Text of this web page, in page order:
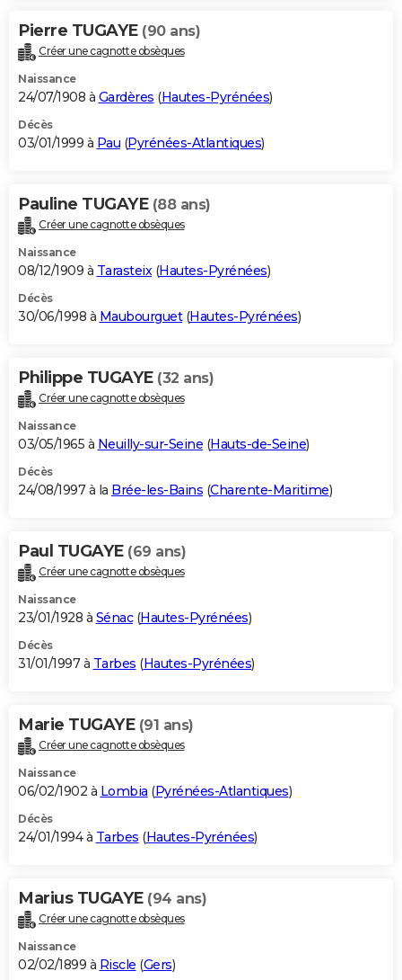
Pierre TUGAYE (90 ans)
Créer une cagnotte obsèques
Naissance
24/07/1908 à Gardères (Hautes-Pyrénées)
Décès
03/01/1999 à Pau (Pyrénées-Atlantiques)
Pauline TUGAYE (88 ans)
Créer une cagnotte obsèques
Naissance
08/12/1909 à Tarasteix(Hautes-Pyrénées)
Décès
30/06/1998 à Maubourguet(Hautes-Pyrénées)
Philippe TUGAYE (32 ans)
Créer une cagnotte obsèques
Naissance
03/05/1965 à Neuilly-sur-Seine (Hauts-de-Seine)
Décès
24/08/1997 à la Brée-les-Bains (Charente-Maritime)
Paul TUGAYE (69 ans)
Créer une cagnotte obsèques
Naissance
23/01/1928 à Sénac(Hautes-Pyrénées)
Décès
31/01/1997 à Tarbes (Hautes-Pyrénées)
Marie TUGAYE (91 ans)
Créer une cagnotte obsèques
Naissance
06/02/1902 à Lombia (Pyrénées-Atlantiques)
Décès
24/01/1994 à Tarbes (Hautes-Pyrénées)
Marius TUGAYE (94 ans)
Créer une cagnotte obsèques
Naissance
02/02/1899 à Riscle (Gers)